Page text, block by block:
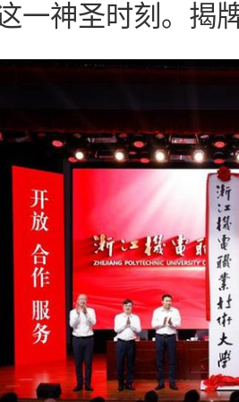
一神圣时刻。揭